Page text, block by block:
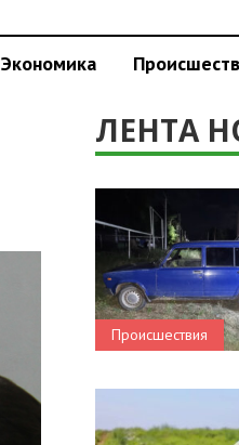
Экономика
ЛЕНТА
Происшествия